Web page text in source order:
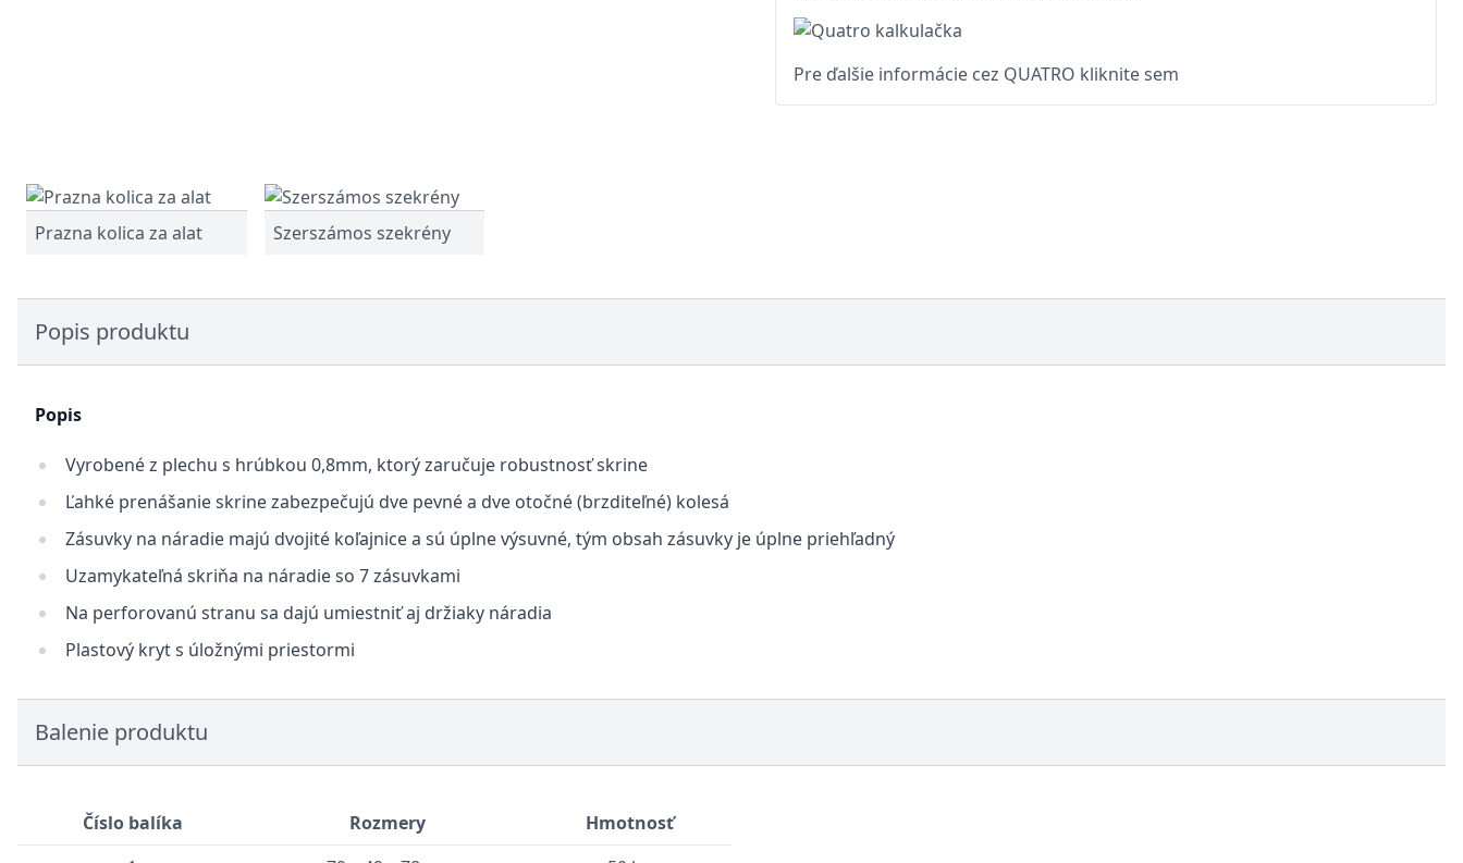
Pre ďalšie informácie cez QUATRO kliknite sem
Prazna kolica za alat Szerszámos szekrény
Popis produktu
Popis
Vyrobené z plechu s hrúbkou 0,8mm, ktorý zaručuje robustnosť skrine
Ľahké prenášanie skrine zabezpečujú dve pevné a dve otočné (brzditeľné) kolesá
Zásuvky na náradie majú dvojité koľajnice a sú úplne výsuvné, tým obsah zásuvky je úplne priehľadný
Uzamykateľná skriňa na náradie so 7 zásuvkami
Na perforovanú stranu sa dajú umiestniť aj držiaky náradia
Plastový kryt s úložnými priestormi
Balenie produktu
Číslo balíka Rozmery
Hmotnosť